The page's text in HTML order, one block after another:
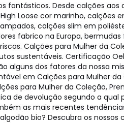
fantásticos. Desde calções aos
Loose cor marinho, calções
calções slim em
fabrico na Europa, bermudas
Calções para Mulher da
sustentáveis. Certificação
alguns dos fatores da nossa
em Calções para Mulher da
para Mulher da Coleção,
de devolução segundo a qual
as mais recentes
bio? Descubra os nossos